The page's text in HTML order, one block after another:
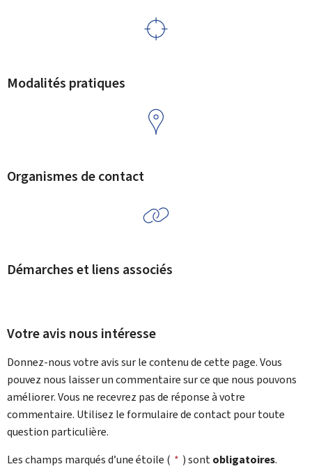
Modalités pratiques
Organismes de contact
Démarches et liens associés
Votre avis nous intéresse
Donnez-nous votre avis sur le contenu de cette page. Vous
pouvez nous laisser un commentaire sur ce que nous pouvons
améliorer. Vous ne recevrez pas de réponse à votre
commentaire. Utilisez le formulaire de contact pour toute
question particulière.
Les champs marqués d’une étoile ( * ) sontobligatoires.